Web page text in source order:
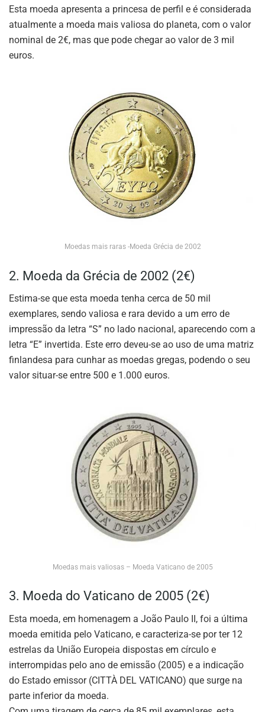
Esta moeda apresenta a princesa de perfil e é considerada
atualmente a moeda mais valiosa do planeta, com o valor
nominal de 2€, mas que pode chegar ao valor de 3 mil
euros.
Moedas mais raras -Moeda Grécia de 2002
2. Moeda da Grécia de 2002 (2€)
Estima-se que esta moeda tenha cerca de 50 mil
exemplares, sendo valiosa e rara devido a um erro de
impressão da letra “S” no lado nacional, aparecendo com a
letra “E” invertida. Este erro deveu-se ao uso de uma matriz
finlandesa para cunhar as moedas gregas, podendo o seu
valor situar-se entre 500 e 1.000 euros.
Moedas mais valiosas – Moeda Vaticano de 2005
3. Moeda do Vaticano de 2005 (2€)
Esta moeda, em homenagem a João Paulo II, foi a última
moeda emitida pelo Vaticano, e caracteriza-se por ter 12
estrelas da União Europeia dispostas em círculo e
interrompidas pelo ano de emissão (2005) e a indicação
do Estado emissor (CITTÀ DEL VATICANO) que surge na
parte inferior da moeda.